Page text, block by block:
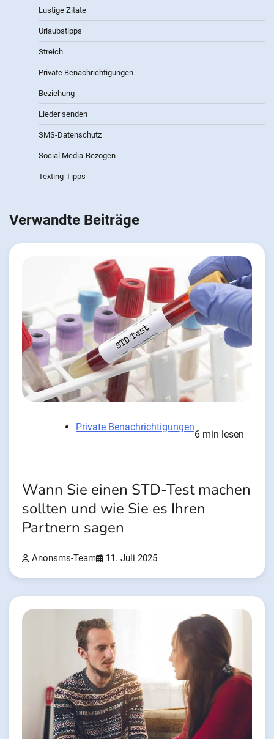
Lustige Zitate
Urlaubstipps
Streich
Private Benachrichtigungen
Beziehung
Lieder senden
SMS-Datenschutz
Social Media-Bezogen
Texting-Tipps
Verwandte Beiträge
Private Benachrichtigungen
6 min lesen
Wann Sie einen STD-Test machen
sollten und wie Sie es Ihren
Partnern sagen
Anonsms-Team 11. Juli 2025